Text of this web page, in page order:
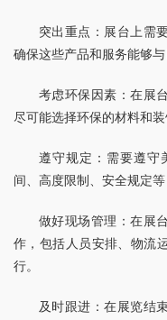
突出重点：展台上需
确保这些产品和服务能够与
考虑环保因素：在展
尽可能选择环保的材料和
遵守规定：需要遵守
间、高度限制、安全规定
做好现场管理：在展
作，包括人员安排、物流
行。
及时跟进：在展览结